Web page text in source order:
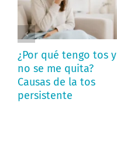
¿Por qué tengo tos y
no se me quita?
Causas de la tos
persistente